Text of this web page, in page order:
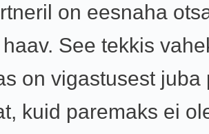
on eesnaha
See tekkis
on vigastusest juba
kuid paremaks ei